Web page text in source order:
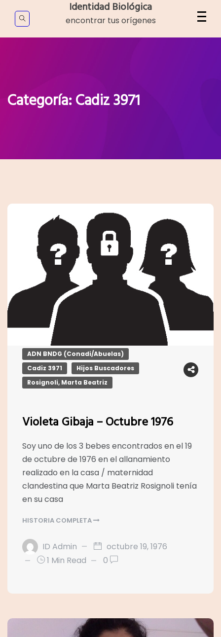
content
Identidad Biológica
encontrar tus orígenes
Categoría:Cadiz 3971
ADN BNDG (Conadi/Abuelas)
Cadiz 3971
Hijos Buscadores
Rosignoli, Marta Beatriz
Violeta Gibaja – Octubre 1976
Soy uno de los 3 bebes encontrados en el 19
de octubre de 1976 en el allanamiento
realizado en la casa / maternidad
clandestina que Marta Beatriz Rosignoli tenía
en su casa
HISTORIA COMPLETA
ID Admin
octubre 19, 1976
1 Min Read
0